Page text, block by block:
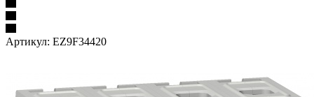
Артикул: EZ9F34420